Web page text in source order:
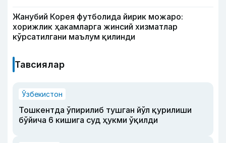
Жанубий Корея футболида йирик можаро:
хорижлик ҳакамларга жинсий хизматлар
кўрсатилгани маълум қилинди
Тавсиялар
Ўзбекистон
Тошкентда ўпирилиб тушган йўл қурилиши
бўйича 6 кишига суд ҳукми ўқилди